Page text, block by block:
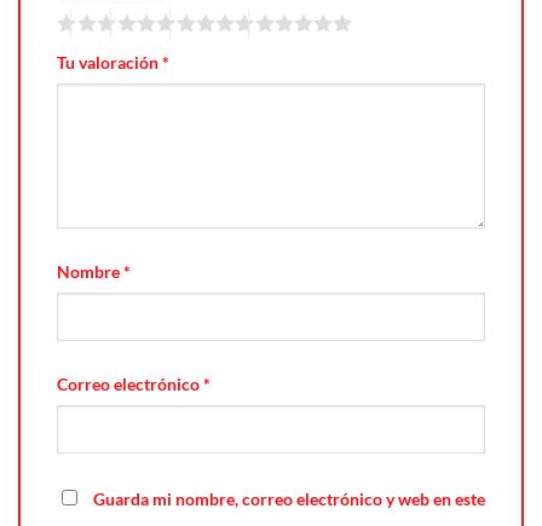
Tu valoración*
Nombre*
Correo electrónico*
Guarda mi nombre, correo electrónico y web en este